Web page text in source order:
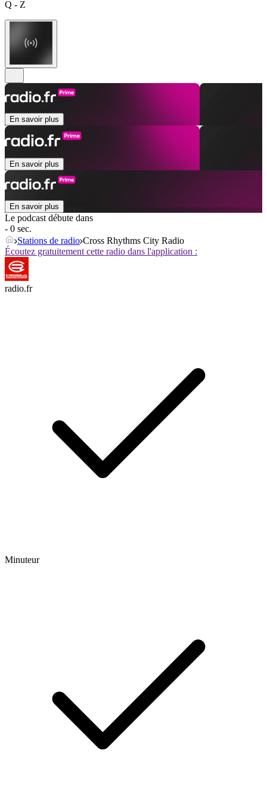
Q - Z
En savoir plus
En savoir plus
En savoir plus
Le podcast débute dans
- 0 sec.
Stations de radio Cross Rhythms City Radio
Écoutez gratuitement cette radio dans l'application :
radio.fr
Minuteur